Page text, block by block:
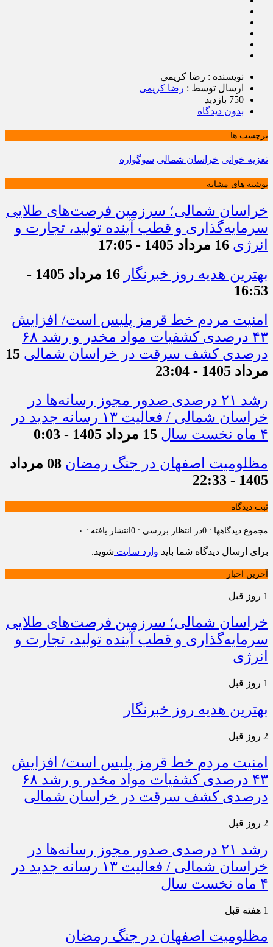
نویسنده : رضا کریمی
ارسال توسط : رضا کریمی
750 بازدید
بدون دیدگاه
برچسب ها
تعزیه خوانی خراسان شمالی سوگواره
نوشته های مشابه
خراسان شمالی؛ سرزمین فرصت‌های طلایی
سرمایه‌گذاری و قطب آینده تولید، تجارت و
انرژی 16 مرداد 1405 - 17:05
بهترین هدیه روز خبرنگار
16 مرداد 1405 -
16:53
امنیت مردم خط قرمز پلیس است/ افزایش
۴۳ درصدی کشفیات مواد مخدر و رشد ۶۸
درصدی کشف سرقت در خراسان شمالی 15
مرداد 1405 - 23:04
رشد ۲۱ درصدی صدور مجوز رسانه‌ها در
خراسان شمالی / فعالیت ۱۳ رسانه جدید در
۴ ماه نخست سال
15 مرداد 1405 - 0:03
مظلومیت اصفهان در جنگ رمضان
08 مرداد
1405 - 22:33
ثبت دیدگاه
مجموع دیدگاهها : 0 در انتظار بررسی : 0 انتشار یافته : ۰
برای ارسال دیدگاه شما باید وارد سایت شوید.
آخرین اخبار
1 روز قبل
خراسان شمالی؛ سرزمین فرصت‌های طلایی
سرمایه‌گذاری و قطب آینده تولید، تجارت و
انرژی
1 روز قبل
بهترین هدیه روز خبرنگار
2 روز قبل
امنیت مردم خط قرمز پلیس است/ افزایش
۴۳ درصدی کشفیات مواد مخدر و رشد ۶۸
درصدی کشف سرقت در خراسان شمالی
2 روز قبل
رشد ۲۱ درصدی صدور مجوز رسانه‌ها در
خراسان شمالی / فعالیت ۱۳ رسانه جدید در
۴ ماه نخست سال
1 هفته قبل
مظلومیت اصفهان در جنگ رمضان